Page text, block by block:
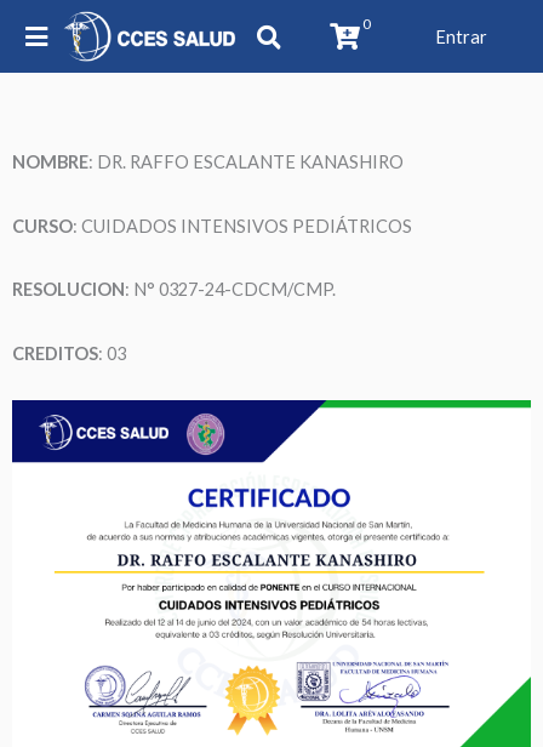
0
Entrar
NOMBRE: DR. RAFFO ESCALANTE KANASHIRO
CURSO: CUIDADOS INTENSIVOS PEDIÁTRICOS
RESOLUCION: N° 0327-24-CDCM/CMP.
CREDITOS: 03